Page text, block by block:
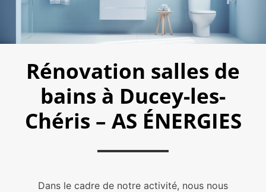
Rénovation salles de
bains à Ducey-les-
Chéris – AS ÉNERGIES
Dans le cadre de notre activité, nous nous